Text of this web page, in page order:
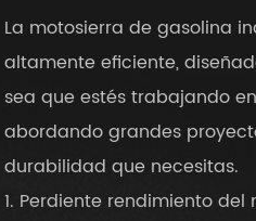
La motosierra de gasolina
altamente eficiente,
sea que estés trabajando
abordando grandes
durabilidad que necesitas.
1. Perdiente rendimiento del